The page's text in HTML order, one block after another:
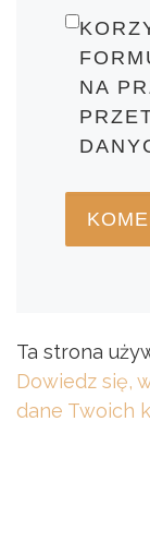
NA
Ta strona
Dowiedz się,
dane Twoich